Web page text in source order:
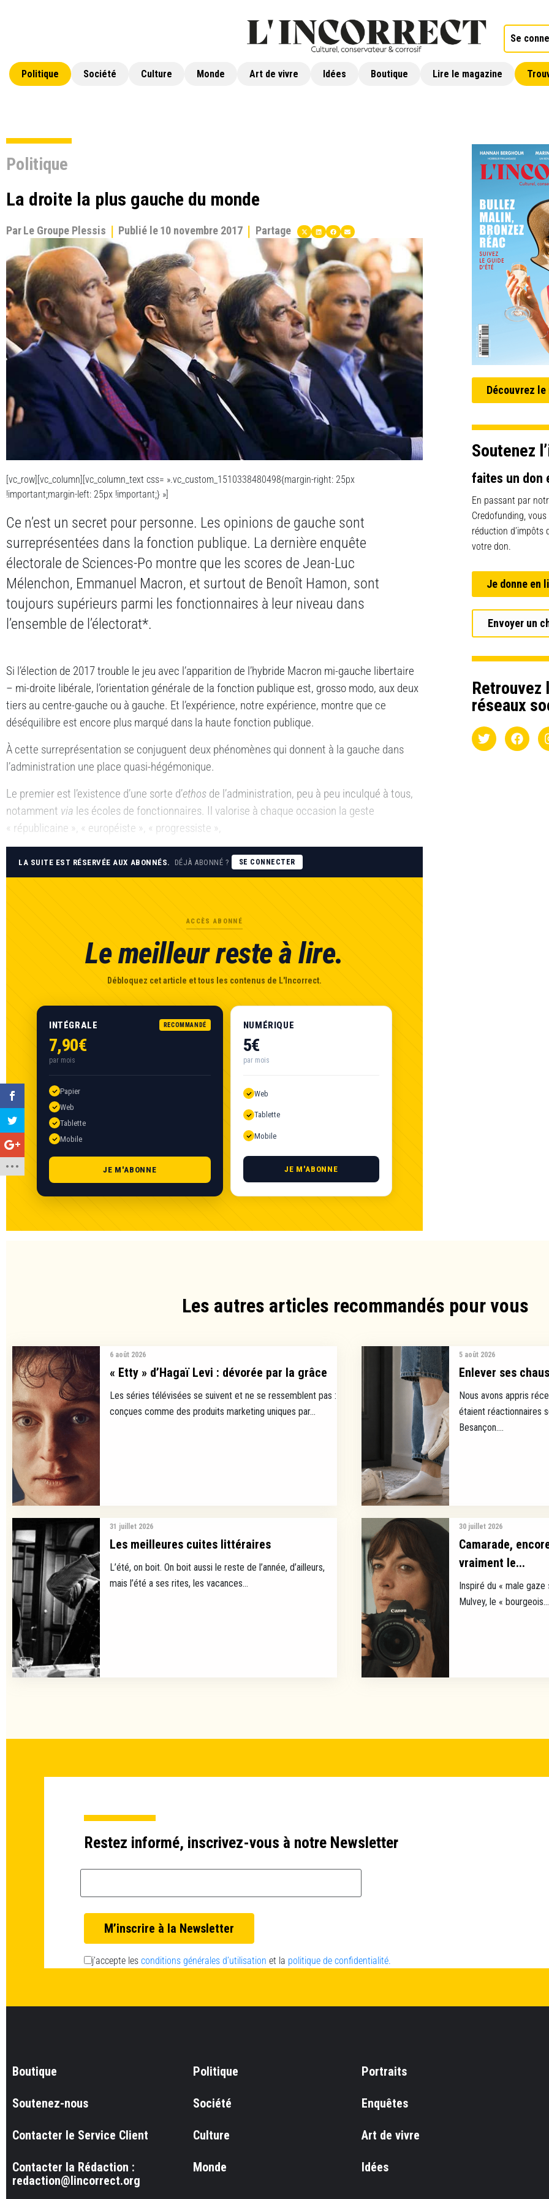
Se
Politique Société Culture Monde Art de vivre Idées Boutique Lire le magazine
Politique
La droite la plus gauche du monde
ParLe Groupe Plessis Publié le10 novembre 2017 Partage
[vc_row][vc_column][vc_column_text css= ».vc_custom_1510338480498{margin-right: 25px
!important;margin-left: 25px !important;} »]
Ce n’est un secret pour personne. Les opinions de gauche sont
surreprésentées dans la fonction publique. La dernière enquête
électorale de Sciences-Po montre que les scores de Jean-Luc
Mélenchon, Emmanuel Macron, et surtout de Benoît Hamon, sont
toujours supérieurs parmi les fonctionnaires à leur niveau dans
l’ensemble de l’électorat*.
Si l’élection de 2017 trouble le jeu avec l’apparition de l’hybride Macron mi-gauche libertaire
– mi-droite libérale, l’orientation générale de la fonction publique est, grosso modo, aux deux
tiers au centre-gauche ou à gauche. Et l’expérience, notre expérience, montre que ce
déséquilibre est encore plus marqué dans la haute fonction publique.
À cette surreprésentation se conjuguent deux phénomènes qui donnent à la gauche dans
l’administration une place quasi-hégémonique.
Le premier est l’existence d’une sorte d’ethos de l’administration, peu à peu inculqué à tous,
notamment via les écoles de fonctionnaires. Il valorise à chaque occasion la geste
« républicaine », « européiste », « progressiste »,
LA SUITE EST RÉSERVÉE AUX ABONNÉS. DÉJÀ ABONNÉ ? SE CONNECTER
ACCÈS ABONNÉ
Le meilleur reste à lire.
Débloquez cet article et tous les contenus de L'Incorrect.
INTÉGRALE RECOMMANDÉ
7,90€
par mois
Papier
Web
Tablette
Mobile
JE M'ABONNE
NUMÉRIQUE
5€
par mois
Web
Tablette
Mobile
JE M'ABONNE
Découvrez le
Soutenez
faites un don
En passant par
Credofunding,
réduction d’impôts
votre don.
Je donne en
Envoyer un
Retrouvez
réseaux
Les autres articles recommandés pour vous​
6 août 2026
« Etty » d’Hagaï Levi : dévorée par la grâce
Les séries télévisées se suivent et ne se ressemblent pas :
conçues comme des produits marketing uniques par...
5 août 2026
Enlever ses
Nous avons appris
étaient réactionnaires
Besançon....
31 juillet 2026
Les meilleures cuites littéraires
L’été, on boit. On boit aussi le reste de l’année, d’ailleurs,
mais l’été a ses rites, les vacances...
30 juillet 2026
Camarade,
vraiment le...
Inspiré du « male
Mulvey, le « bourgeois...
Restez informé, inscrivez-vous à notre Newsletter
j’accepte les conditions générales d’utilisation et la politique de confidentialité.
Boutique
Soutenez-nous
Contacter le Service Client
Contacter la Rédaction :
redaction@lincorrect.org
Politique
Société
Culture
Monde
Portraits
Enquêtes
Art de vivre
Idées